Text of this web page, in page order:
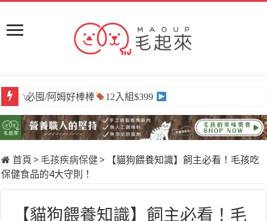
\必囤/阿姆好棒棒 12入組$399
首頁 > 毛孩疾病保健 >
【貓狗餵養知識】飼主必看！毛孩吃
保健食品的4大守則！
【貓狗餵養知識】飼主必看！毛